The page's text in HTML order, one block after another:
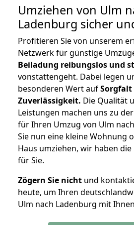
Umziehen von Ulm
Ladenburg sicher
Profitieren Sie von unserem
Netzwerk für günstige
Beiladung reibungslos und
vonstattengeht. Dabei legen
besonderen Wert aufSorgfalt
Zuverlässigkeit. Die Qualität
Leistungen machen uns zu
für Ihren Umzug von Ulm
Sie nun eine kleine Wohnung
Haus umziehen, wir haben
für Sie.
Zögern Sie nicht und
heute, um Ihren
Ulm nach Ladenburg mit